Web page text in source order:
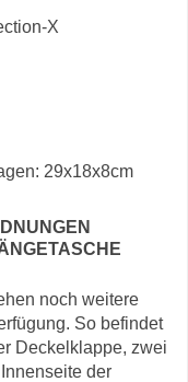
X
29x18x8cm
noch weitere
So befindet
Deckelklappe, zwei
der